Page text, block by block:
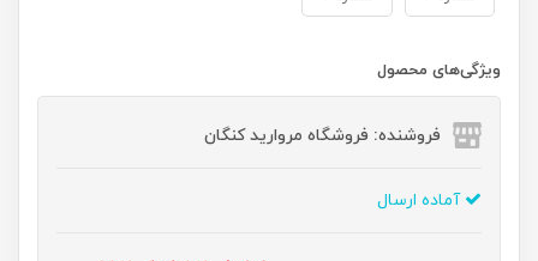
ویژگی‌های محصول
فروشنده: فروشگاه مروارید کنگان
آماده ارسال